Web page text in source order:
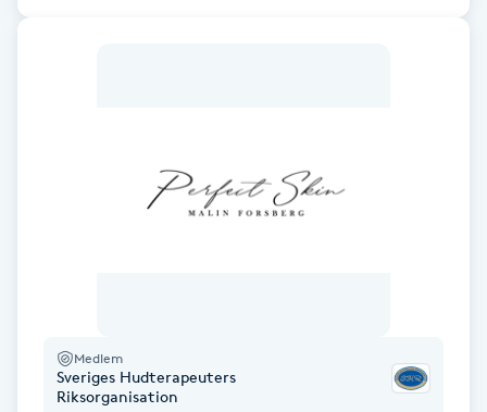
Hårbottenbehandling
Medlem
Sveriges Hudterapeuters
Riksorganisation